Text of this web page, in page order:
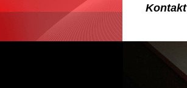
Kontakt